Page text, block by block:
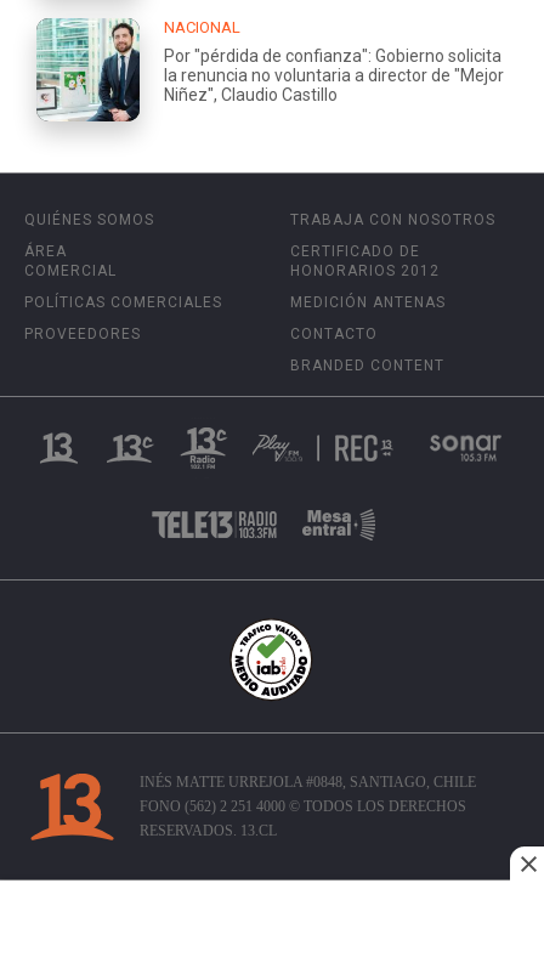
NACIONAL
Por "pérdida de confianza": Gobierno solicita
la renuncia no voluntaria a director de "Mejor
Niñez", Claudio Castillo
QUIÉNES SOMOS
ÁREA
COMERCIAL
POLÍTICAS COMERCIALES
PROVEEDORES
TRABAJA CON NOSOTROS
CERTIFICADO DE
HONORARIOS 2012
MEDICIÓN ANTENAS
CONTACTO
BRANDED CONTENT
INÉS MATTE URREJOLA #0848, SANTIAGO, CHILE
FONO (562) 2 251 4000 © TODOS LOS DERECHOS
RESERVADOS. 13.CL